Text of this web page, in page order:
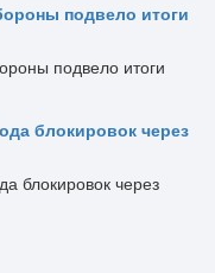
подвело итоги
блокировок через